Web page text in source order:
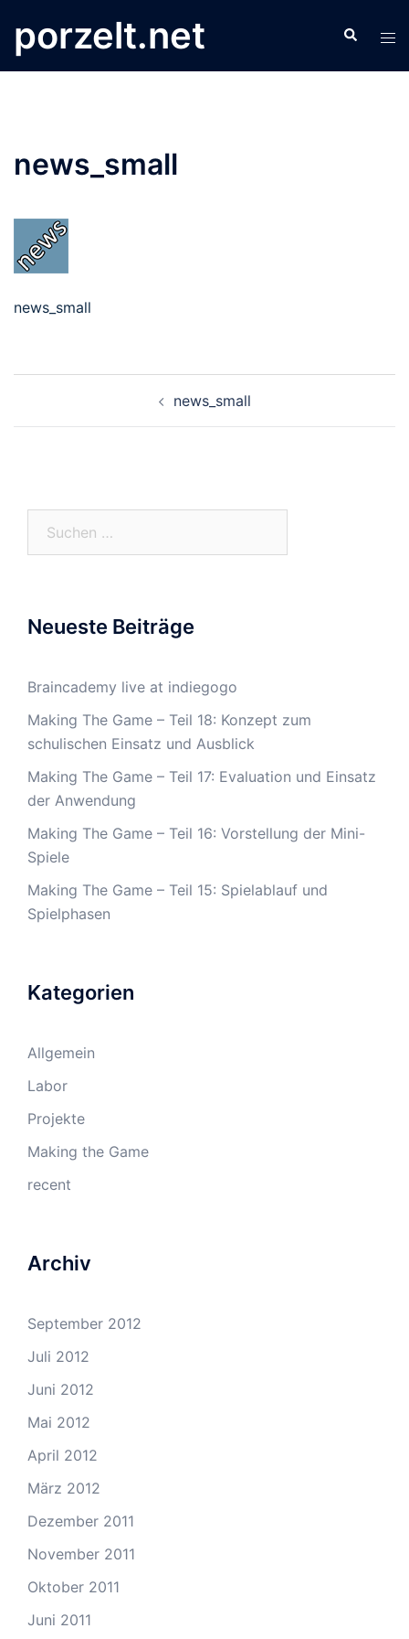
Inhalt
springen
porzelt.net Search
news_small
news_small
news_small
Neueste Beiträge
Braincademy live at indiegogo
Making The Game – Teil 18: Konzept zum
schulischen Einsatz und Ausblick
Making The Game – Teil 17: Evaluation und Einsatz
der Anwendung
Making The Game – Teil 16: Vorstellung der Mini-
Spiele
Making The Game – Teil 15: Spielablauf und
Spielphasen
Kategorien
Allgemein
Labor
Projekte
Making the Game
recent
Archiv
September 2012
Juli 2012
Juni 2012
Mai 2012
April 2012
März 2012
Dezember 2011
November 2011
Oktober 2011
Juni 2011